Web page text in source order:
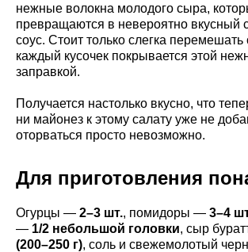
нежные волокна молодого сыра,
превращаются в невероятно вкусный
соус. Стоит только слегка перемешать
каждый кусочек покрывается этой
заправкой.
Получается настолько вкусно, что
ни майонез к этому салату уже не
оторваться просто невозможно.
Для приготовления
Огурцы — 2–3 шт., помидоры — 3–4
— 1/2 небольшой головки, сыр
(200–250 г), соль и свежемолотый